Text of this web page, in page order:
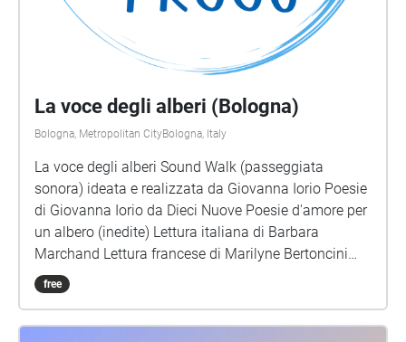
La voce degli alberi (Bologna)
Bologna, Metropolitan CityBologna, Italy
La voce degli alberi Sound Walk (passeggiata
sonora) ideata e realizzata da Giovanna Iorio Poesie
di Giovanna Iorio da Dieci Nuove Poesie d'amore per
un albero (inedite) Lettura italiana di Barbara
Marchand Lettura francese di Marilyne Bertoncini
Lettura inglese di Charlotte Chadwick-Jones Musica
e montaggio di Lucio Lazzaruolo (Notturno
free